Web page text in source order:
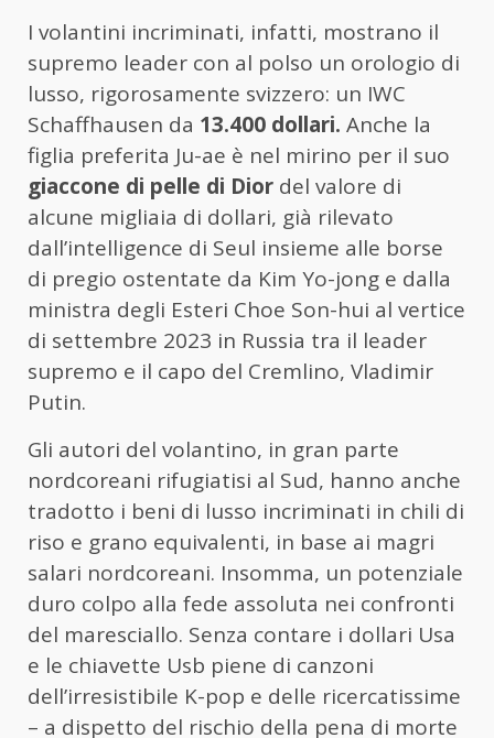
I volantini incriminati, infatti, mostrano il
supremo leader con al polso un orologio di
lusso, rigorosamente svizzero: un IWC
Schaffhausen da 13.400 dollari. Anche la
figlia preferita Ju-ae è nel mirino per il suo
giaccone di pelle di Dior del valore di
alcune migliaia di dollari, già rilevato
dall’intelligence di Seul insieme alle borse
di pregio ostentate da Kim Yo-jong e dalla
ministra degli Esteri Choe Son-hui al vertice
di settembre 2023 in Russia tra il leader
supremo e il capo del Cremlino, Vladimir
Putin.
Gli autori del volantino, in gran parte
nordcoreani rifugiatisi al Sud, hanno anche
tradotto i beni di lusso incriminati in chili di
riso e grano equivalenti, in base ai magri
salari nordcoreani. Insomma, un potenziale
duro colpo alla fede assoluta nei confronti
del maresciallo. Senza contare i dollari Usa
e le chiavette Usb piene di canzoni
dell’irresistibile K-pop e delle ricercatissime
– a dispetto del rischio della pena di morte